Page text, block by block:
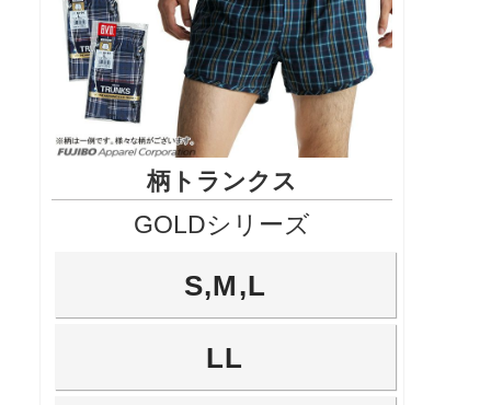
柄トランクス
GOLDシリーズ
S,M,L
LL